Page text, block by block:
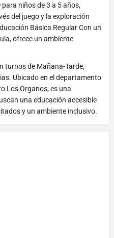
niños de 3 a 5 años,
del juego y la exploración
Básica Regular Con un
ofrece un ambiente
turnos de Mañana-Tarde,
Ubicado en el departamento
Los Organos, es una
una educación accesible
y un ambiente inclusivo.